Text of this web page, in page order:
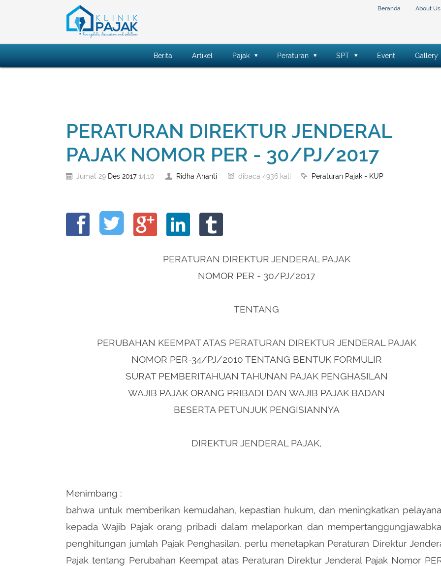
Beranda About Us
Berita Artikel Pajak Peraturan SPT Event Gallery
PERATURAN DIREKTUR JENDERAL
PAJAK NOMOR PER - 30/PJ/2017
Jumat 29 Des 2017 14:10 Ridha Ananti dibaca 4936 kali Peraturan Pajak - KUP
PERATURAN DIREKTUR JENDERAL PAJAK
NOMOR PER - 30/PJ/2017
TENTANG
PERUBAHAN KEEMPAT ATAS PERATURAN DIREKTUR JENDERAL PAJAK
NOMOR PER-34/PJ/2010 TENTANG BENTUK FORMULIR
SURAT PEMBERITAHUAN TAHUNAN PAJAK PENGHASILAN
WAJIB PAJAK ORANG PRIBADI DAN WAJIB PAJAK BADAN
BESERTA PETUNJUK PENGISIANNYA
DIREKTUR JENDERAL PAJAK,
Menimbang :
bahwa untuk memberikan kemudahan, kepastian hukum, dan meningkatkan
kepada Wajib Pajak orang pribadi dalam melaporkan dan
penghitungan jumlah Pajak Penghasilan, perlu menetapkan Peraturan Direktur
Pajak tentang Perubahan Keempat atas Peraturan Direktur Jenderal Pajak Nomor